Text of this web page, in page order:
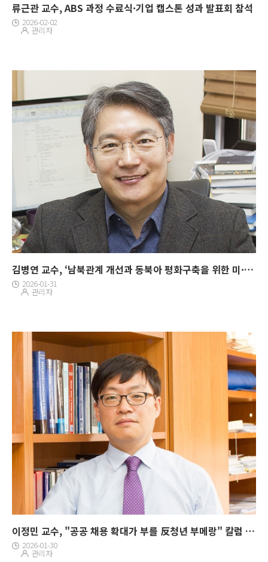
류근관 교수, ABS 과정 수료식·기업 캡스톤 성과 발표회 참석
2026-02-02
관리자
김병연 교수, ‘남북관계 개선과 동북아 평화구축을 위한 미·일·한 협력: 북한의 양자론과 한반도의 미래‘ 국제심포지엄 특별강연
2026-01-31
관리자
이정민 교수, "공공 채용 확대가 부를 反청년 부메랑" 칼럼 게재
2026-01-30
관리자